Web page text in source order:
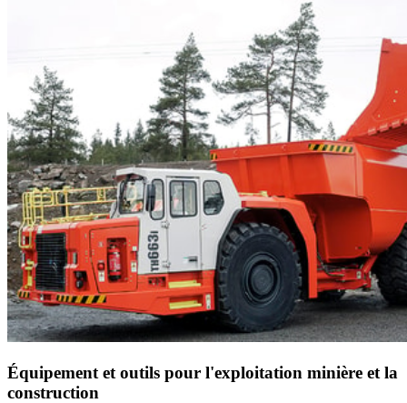
Équipement et outils pour l'exploitation minière et la
construction